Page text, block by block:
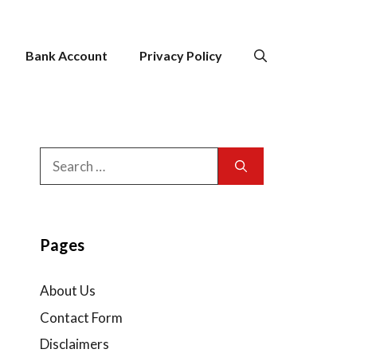
Bank Account Privacy Policy
for:
Pages
About Us
Contact Form
Disclaimers